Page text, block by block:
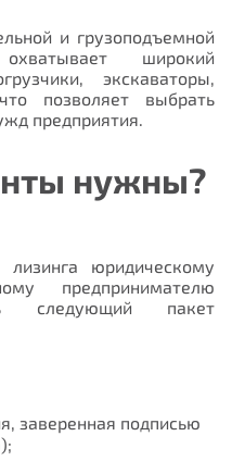
и грузоподъемной
охватывает широкий
экскаваторы,
позволяет выбрать
предприятия.
нужны?
юридическому
предпринимателю
следующий пакет
заверенная подписью